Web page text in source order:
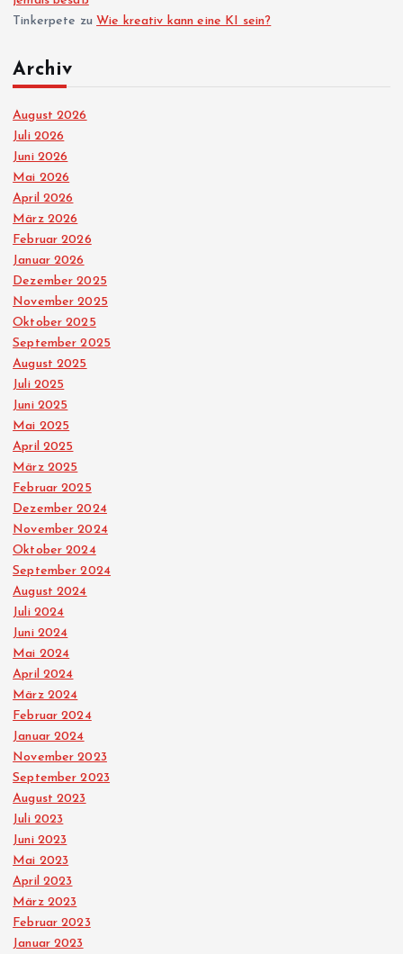
m
Tinkerpete zu Wie kreativ kann eine KI sein?
Archiv
August 2026
Juli 2026
Juni 2026
Mai 2026
April 2026
März 2026
Februar 2026
Januar 2026
Dezember 2025
November 2025
Oktober 2025
September 2025
August 2025
Juli 2025
Juni 2025
Mai 2025
April 2025
März 2025
Februar 2025
Dezember 2024
November 2024
Oktober 2024
September 2024
August 2024
Juli 2024
Juni 2024
Mai 2024
April 2024
März 2024
Februar 2024
Januar 2024
November 2023
September 2023
August 2023
Juli 2023
Juni 2023
Mai 2023
April 2023
März 2023
Februar 2023
Januar 2023